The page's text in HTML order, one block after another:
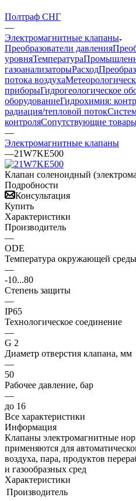
Полтраф СНГ
—
Электромагнитные клапаны
Преобразователи давления
уровняТемпература
газоанализаторыРасход
потока воздуха
приборыГидрогеологическое
оборудованиеГидрохимия:
радиация/тепловой поток
контроляСопутствующие
—
Электромагнитные клапаны
—21W7KE500
Клапан соленоидный
Подробности
Консультация
Купить
Характеристики
Производитель
—
ODE
Температура окружающей
—
-10...80
Степень защиты
—
IP65
Технологическое соединение
—
G 2
Диаметр отверстия клапана, мм
—
50
Рабочее давление, бар
—
до 16
Все характеристики
Информация
Клапаны электромагнитные
применяются для
воздуха, пара, продуктов
и газообразных сред
Характеристики
Производитель